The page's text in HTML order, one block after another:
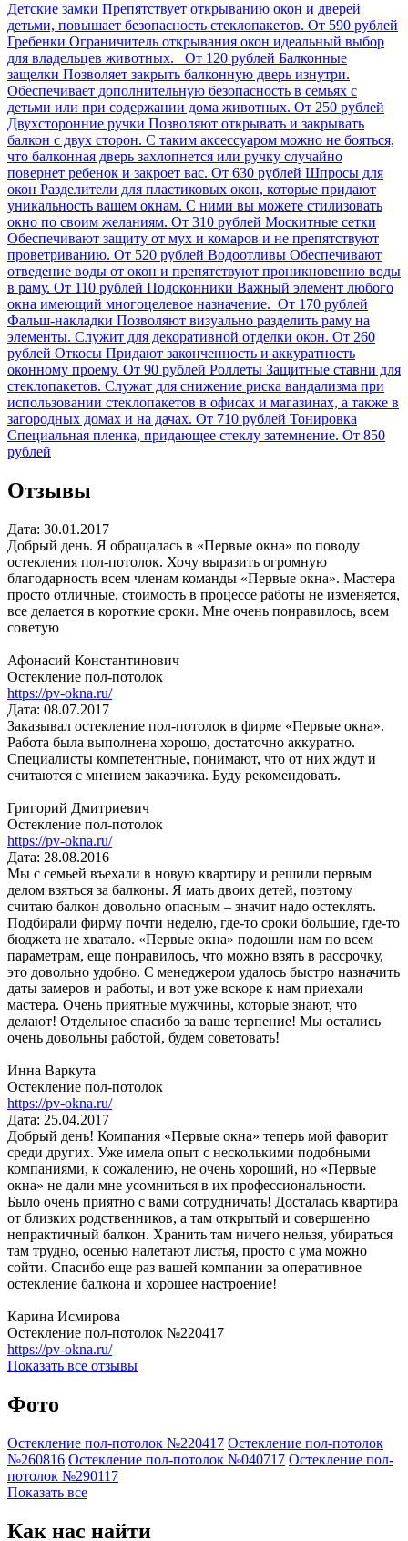
Детские замки Препятствует открыванию окон и дверей
детьми, повышает безопасность стеклопакетов. От 590 рублей
Гребенки Ограничитель открывания окон идеальный выбор
для владельцев животных. От 120 рублей Балконные
защелки Позволяет закрыть балконную дверь изнутри.
Обеспечивает дополнительную безопасность в семьях с
детьми или при содержании дома животных. От 250 рублей
Двухсторонние ручки Позволяют открывать и закрывать
балкон с двух сторон. С таким аксессуаром можно не бояться,
что балконная дверь захлопнется или ручку случайно
повернет ребенок и закроет вас. От 630 рублей Шпросы для
окон Разделители для пластиковых окон, которые придают
уникальность вашем окнам. С ними вы можете стилизовать
окно по своим желаниям. От 310 рублей Москитные сетки
Обеспечивают защиту от мух и комаров и не препятствуют
проветриванию. От 520 рублей Водоотливы Обеспечивают
отведение воды от окон и препятствуют проникновению воды
в раму. От 110 рублей Подоконники Важный элемент любого
окна имеющий многоцелевое назначение. От 170 рублей
Фальш-накладки Позволяют визуально разделить раму на
элементы. Служит для декоративной отделки окон. От 260
рублей Откосы Придают законченность и аккуратность
оконному проему. От 90 рублей Роллеты Защитные ставни для
стеклопакетов. Служат для снижение риска вандализма при
использовании стеклопакетов в офисах и магазинах, а также в
загородных домах и на дачах. От 710 рублей Тонировка
Специальная пленка, придающее стеклу затемнение. От 850
рублей
Отзывы
Дата: 30.01.2017
Добрый день. Я обращалась в «Первые окна» по поводу
остекления пол-потолок. Хочу выразить огромную
благодарность всем членам команды «Первые окна». Мастера
просто отличные, стоимость в процессе работы не изменяется,
все делается в короткие сроки. Мне очень понравилось, всем
советую
Афонасий Константинович
Остекление пол-потолок
https://pv-okna.ru/
Дата: 08.07.2017
Заказывал остекление пол-потолок в фирме «Первые окна».
Работа была выполнена хорошо, достаточно аккуратно.
Специалисты компетентные, понимают, что от них ждут и
считаются с мнением заказчика. Буду рекомендовать.
Григорий Дмитриевич
Остекление пол-потолок
https://pv-okna.ru/
Дата: 28.08.2016
Мы с семьей въехали в новую квартиру и решили первым
делом взяться за балконы. Я мать двоих детей, поэтому
считаю балкон довольно опасным – значит надо остеклять.
Подбирали фирму почти неделю, где-то сроки большие, где-то
бюджета не хватало. «Первые окна» подошли нам по всем
параметрам, еще понравилось, что можно взять в рассрочку,
это довольно удобно. С менеджером удалось быстро назначить
даты замеров и работы, и вот уже вскоре к нам приехали
мастера. Очень приятные мужчины, которые знают, что
делают! Отдельное спасибо за ваше терпение! Мы остались
очень довольны работой, будем советовать!
Инна Варкута
Остекление пол-потолок
https://pv-okna.ru/
Дата: 25.04.2017
Добрый день! Компания «Первые окна» теперь мой фаворит
среди других. Уже имела опыт с несколькими подобными
компаниями, к сожалению, не очень хороший, но «Первые
окна» не дали мне усомниться в их профессиональности.
Было очень приятно с вами сотрудничать! Досталась квартира
от близких родственников, а там открытый и совершенно
непрактичный балкон. Хранить там ничего нельзя, убираться
там трудно, осенью налетают листья, просто с ума можно
сойти. Спасибо еще раз вашей компании за оперативное
остекление балкона и хорошее настроение!
Карина Исмирова
Остекление пол-потолок №220417
https://pv-okna.ru/
Показать все отзывы
Фото
Остекление пол-потолок №220417 Остекление пол-потолок
№260816 Остекление пол-потолок №040717 Остекление пол-
потолок №290117
Показать все
Как нас найти